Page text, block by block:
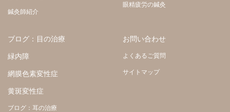
鍼灸師紹介
眼精疲労の鍼灸
ブログ：目の治療
緑内障
網膜色素変性症
黄斑変性症
ブログ：耳の治療
お問い合わせ
よくあるご質問
サイトマップ